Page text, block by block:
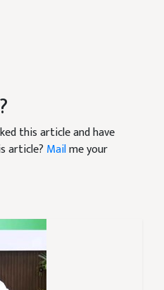
this article and have
article? Mailme your